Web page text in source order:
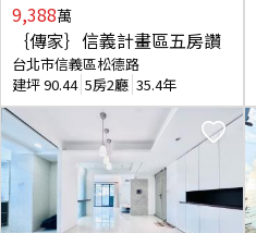
9,388萬
｛傳家｝信義計畫區五房讚
台北市信義區松德路
建坪90.44 5房2廳 35.4年